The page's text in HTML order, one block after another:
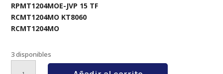
RPMT1204MOE-JVP 15 TF
RCMT1204MO KT8060
RCMT1204MO
3 disponibles
SRACR2525M12